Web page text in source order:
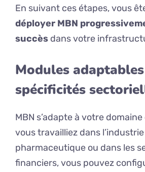
En suivant ces étapes, vous
déployer MBN
succès dans votre
Modules
spécificités
MBN s’adapte à votre
vous travailliez dans l’industrie
pharmaceutique ou dans les
financiers, vous pouvez